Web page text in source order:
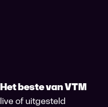
Het beste van VTM
live of uitgesteld